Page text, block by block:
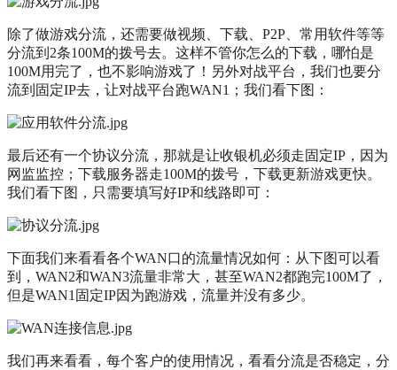
除了做游戏分流，还需要做视频、下载、P2P、常用软件等等
分流到2条100M的拨号去。这样不管你怎么的下载，哪怕是
100M用完了，也不影响游戏了！另外对战平台，我们也要分
流到固定IP去，让对战平台跑WAN1；我们看下图：
最后还有一个协议分流，那就是让收银机必须走固定IP，因为
网监监控；下载服务器走100M的拨号，下载更新游戏更快。
我们看下图，只需要填写好IP和线路即可：
下面我们来看看各个WAN口的流量情况如何：从下图可以看
到，WAN2和WAN3流量非常大，甚至WAN2都跑完100M了，
但是WAN1固定IP因为跑游戏，流量并没有多少。
我们再来看看，每个客户的使用情况，看看分流是否稳定，分